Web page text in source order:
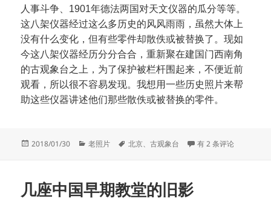
人事斗争、1901年德法两国对天文仪器的瓜分等等。
这八架仪器经过这么多历史的风风雨雨，虽然大体上
没有什么变化，但有些零件却散佚或被替换了。现如
今这八架仪器经历分分合合，重新聚在建国门西南角
的古观象台之上，为了保护被栏杆围起来，不便近前
观看，所以很不容易发现。我想用一些历史照片来帮
助这些仪器讲述他们那些散佚或被替换的零件。
发
2018/01/30
分
老照片
标
北京、古观象台 观象台仪器遗失的零件
有 2 条评论
几座中国早期教堂的旧影